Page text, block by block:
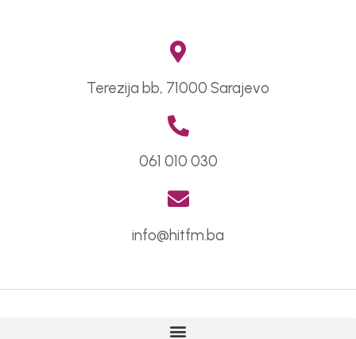
Terezija bb, 71000 Sarajevo
061 010 030
info@hitfm.ba